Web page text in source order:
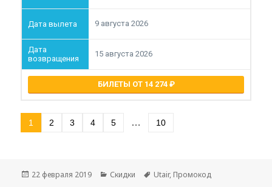
9 августа 2026
15 августа 2026
БИЛЕТЫ ОТ 14 274
1 2 3 4 5 … 10
Опубликовано
22 февраля 2019 Рубрики
Скидки Метки
Utair, Промокод